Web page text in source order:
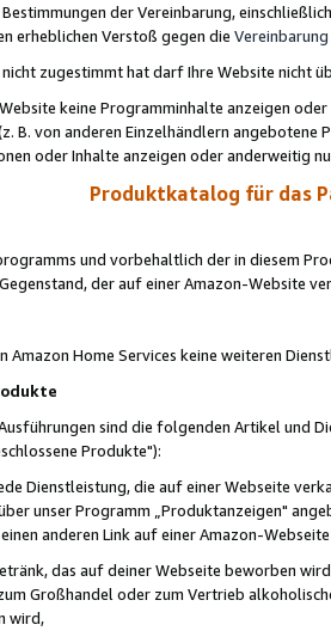
der Vereinbarung,
erheblichen Verstoß gegen die Vereinbarung
zugestimmt hat darf Ihre Website nicht
keine Programminhalte anzeigen
B. von anderen Einzelhändlern
oder Inhalte anzeigen oder anderweitig
Produktkatalog für das
und vorbehaltlich der in diesem
der auf einer Amazon-Website
Amazon Home Services keine weiteren
sind die folgenden Artikel und
Produkte"):
Dienstleistung, die auf einer Webseite
unser Programm „Produktanzeigen"
anderen Link auf einer Amazon-
das auf deiner Webseite beworben
Großhandel oder zum Vertrieb
wird,